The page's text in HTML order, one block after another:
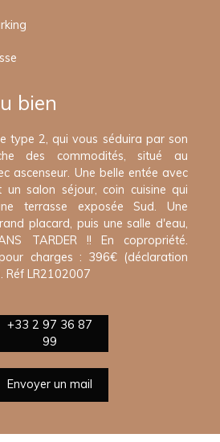
bien
type 2, qui vous séduira par son
des commodités, situé au
ascenseur. Une belle entée avec
salon séjour, coin cuisine qui
terrasse exposée Sud. Une
placard, puis une salle d'eau,
TARDER !! En copropriété.
charges : 396€ (déclaration
Réf LR2102007
+33 2 97 36 87
99
Envoyer un mail